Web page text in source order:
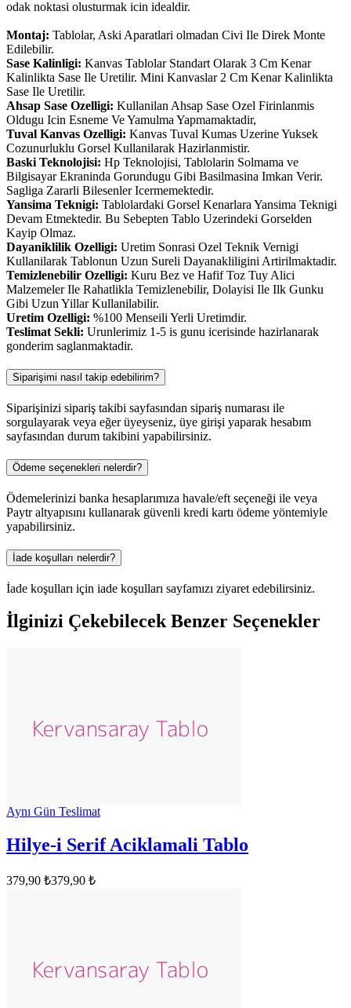
odak noktasi olusturmak icin idealdir.
Montaj: Tablolar, Aski Aparatlari olmadan Civi Ile Direk Monte
Edilebilir.
Sase Kalinligi: Kanvas Tablolar Standart Olarak 3 Cm Kenar
Kalinlikta Sase Ile Uretilir. Mini Kanvaslar 2 Cm Kenar Kalinlikta
Sase Ile Uretilir.
Ahsap Sase Ozelligi: Kullanilan Ahsap Sase Ozel Firinlanmis
Oldugu Icin Esneme Ve Yamulma Yapmamaktadir,
Tuval Kanvas Ozelligi: Kanvas Tuval Kumas Uzerine Yuksek
Cozunurluklu Gorsel Kullanilarak Hazirlanmistir.
Baski Teknolojisi: Hp Teknolojisi, Tablolarin Solmama ve
Bilgisayar Ekraninda Gorundugu Gibi Basilmasina Imkan Verir.
Sagliga Zararli Bilesenler Icermemektedir.
Yansima Teknigi: Tablolardaki Gorsel Kenarlara Yansima Teknigi
Devam Etmektedir. Bu Sebepten Tablo Uzerindeki Gorselden
Kayip Olmaz.
Dayaniklilik Ozelligi: Uretim Sonrasi Ozel Teknik Vernigi
Kullanilarak Tablonun Uzun Sureli Dayanakliligini Artirilmaktadir.
Temizlenebilir Ozelligi: Kuru Bez ve Hafif Toz Tuy Alici
Malzemeler Ile Rahatlikla Temizlenebilir, Dolayisi Ile Ilk Gunku
Gibi Uzun Yillar Kullanilabilir.
Uretim Ozelligi: %100 Menseili Yerli Uretimdir.
Teslimat Sekli: Urunlerimiz 1-5 is gunu icerisinde hazirlanarak
gonderim saglanmaktadir.
Siparişimi nasıl takip edebilirim?
Siparişinizi sipariş takibi sayfasından sipariş numarası ile
sorgulayarak veya eğer üyeyseniz, üye girişi yaparak hesabım
sayfasından durum takibini yapabilirsiniz.
Ödeme seçenekleri nelerdir?
Ödemelerinizi banka hesaplarımıza havale/eft seçeneği ile veya
Paytr altyapısını kullanarak güvenli kredi kartı ödeme yöntemiyle
yapabilirsiniz.
İade koşulları nelerdir?
İade koşulları için iade koşulları sayfamızı ziyaret edebilirsiniz.
İlginizi Çekebilecek Benzer Seçenekler
Aynı Gün Teslimat
Hilye-i Serif Aciklamali Tablo
379,90 ₺379,90 ₺